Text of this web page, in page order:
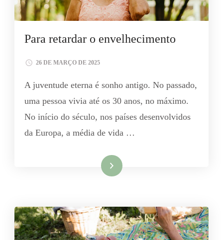
Para retardar o envelhecimento
26 DE MARÇO DE 2025
A juventude eterna é sonho antigo. No passado,
uma pessoa vivia até os 30 anos, no máximo.
No início do século, nos países desenvolvidos
da Europa, a média de vida …
Leia mais